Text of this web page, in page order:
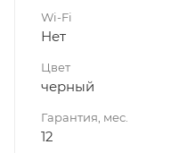
Wi-Fi
Нет
Цвет
черный
Гарантия, мес.
12